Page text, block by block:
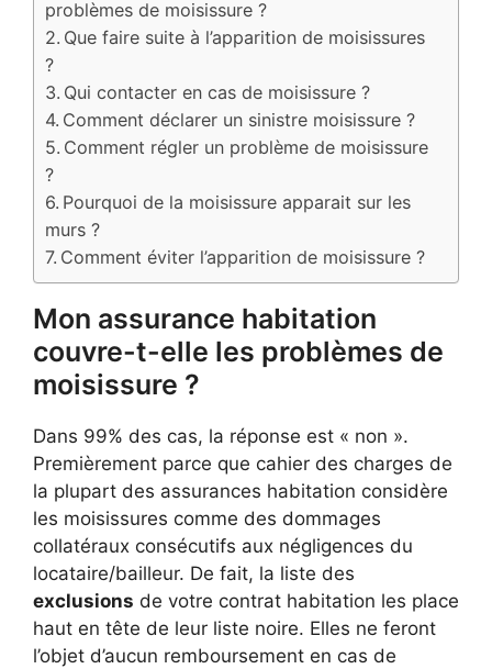
problèmes de moisissure ?
Que faire suite à l’apparition de moisissures
?
Qui contacter en cas de moisissure ?
Comment déclarer un sinistre moisissure ?
Comment régler un problème de moisissure
?
Pourquoi de la moisissure apparait sur les
murs ?
Comment éviter l’apparition de moisissure ?
Mon assurance habitation
couvre-t-elle les problèmes de
moisissure ?
Dans 99% des cas, la réponse est « non ».
Premièrement parce que cahier des charges de
la plupart des assurances habitation considère
les moisissures comme des dommages
collatéraux consécutifs aux négligences du
locataire/bailleur. De fait, la liste des
exclusions de votre contrat habitation les place
haut en tête de leur liste noire. Elles ne feront
l’objet d’aucun remboursement en cas de